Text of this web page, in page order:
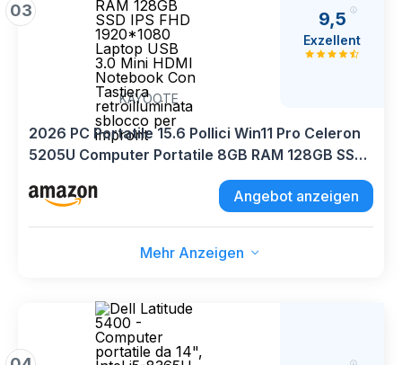
03
KAYOOTE
9,5
Exzellent
2026 PC Portatile 15.6 Pollici Win11 Pro Celeron
5205U Computer Portatile 8GB RAM 128GB SSD
IPS FHD 1920*1080 Laptop USB 3.0 Mini HDMI
Notebook Con Tastiera retroilluminata sblocco
Angebot anzeigen
Mehr Anzeigen